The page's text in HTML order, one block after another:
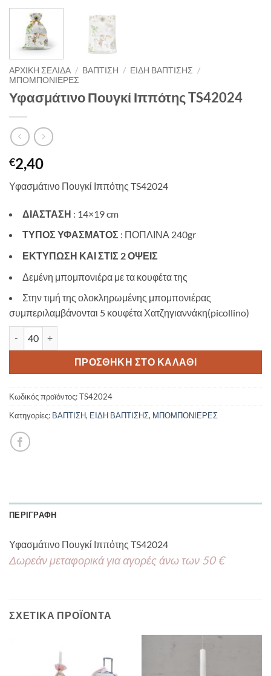
ΑΡΧΙΚΉ ΣΕΛΊΔΑ / ΒΑΠΤΙΣΗ / ΕΙΔΗ ΒΑΠΤΙΣΗΣ /
ΜΠΟΜΠΟΝΙΕΡΕΣ
Υφασμάτινο Πουγκί Ιππότης TS42024
€2,40
Υφασμάτινο Πουγκί Ιππότης TS42024
ΔΙΑΣΤΑΣΗ : 14×19 cm
ΤΥΠΟΣ ΥΦΑΣΜΑΤΟΣ : ΠΟΠΛΙΝΑ 240gr
ΕΚΤΥΠΩΣΗ ΚΑΙ ΣΤΙΣ 2 ΟΨΕΙΣ
Δεμένη μπομπονιέρα με τα κουφέτα της
Στην τιμή της ολοκληρωμένης μπομπονιέρας
συμπεριλαμβάνονται 5 κουφέτα Χατζηγιαννάκη(picollino)
ΠΡΟΣΘΉΚΗ ΣΤΟ ΚΑΛΆΘΙ
Κωδικός προϊόντος:TS42024
Κατηγορίες: ΒΑΠΤΙΣΗ, ΕΙΔΗ ΒΑΠΤΙΣΗΣ, ΜΠΟΜΠΟΝΙΕΡΕΣ
ΠΕΡΙΓΡΑΦΉ
Υφασμάτινο Πουγκί Ιππότης TS42024
Δωρεάν μεταφορικά για αγορές άνω των 50 €
ΣΧΕΤΙΚΆ ΠΡΟΪΌΝΤΑ